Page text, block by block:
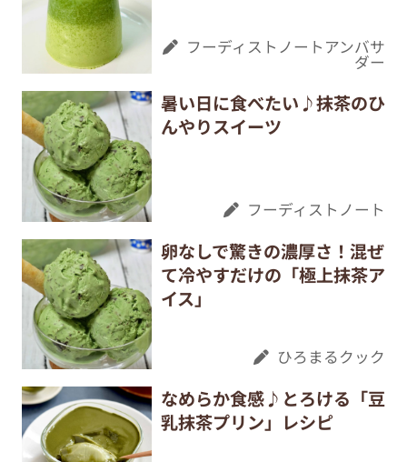
フーディストノートアンバサ
ダー
暑い日に食べたい♪抹茶のひ
んやりスイーツ
フーディストノート
卵なしで驚きの濃厚さ！混ぜ
て冷やすだけの「極上抹茶ア
イス」
ひろまるクック
なめらか食感♪とろける「豆
乳抹茶プリン」レシピ